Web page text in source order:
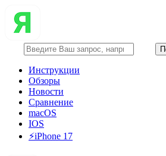
Инструкции
Обзоры
Новости
Сравнение
macOS
IOS
⚡️iPhone 17